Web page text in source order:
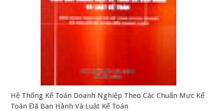
Hệ Thống Kế Toán Doanh Nghiệp Theo Các Chuẩn Mực Kế
Toán Đã Ban Hành Và Luật Kế Toán